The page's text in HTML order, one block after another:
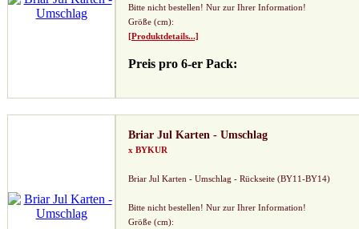
Bitte nicht bestellen! Nur zur Ihrer Information!
Größe (cm):
[Produktdetails...]
Preis pro 6-er Pack:
Briar Jul Karten - Umschlag
x BYKUR
Briar Jul Karten - Umschlag - Rückseite (BY11-BY14)
Bitte nicht bestellen! Nur zur Ihrer Information!
Größe (cm):